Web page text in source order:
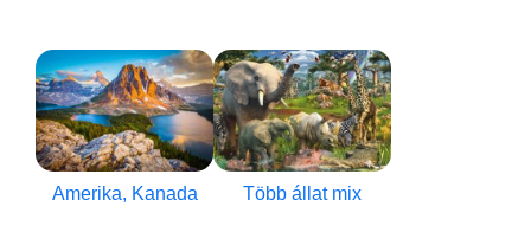
Amerika, Kanada Több állat mix